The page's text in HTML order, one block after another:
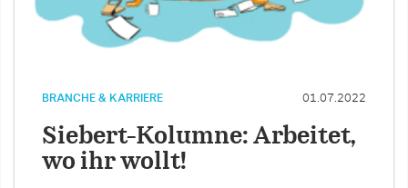
BRANCHE & KARRIERE 01.07.2022
Siebert-Kolumne: Arbeitet,
wo ihr wollt!